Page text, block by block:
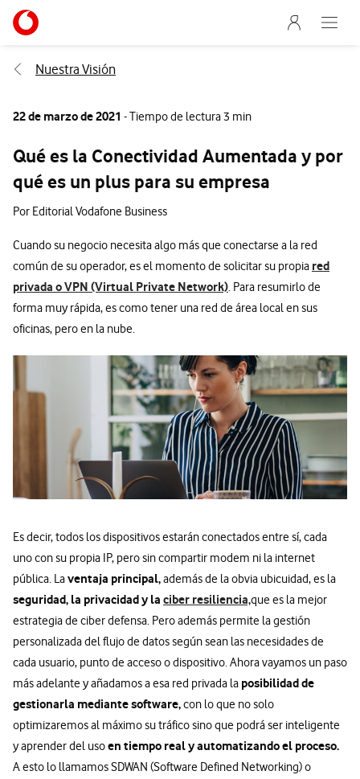
Ir a la pagina principal de vodafone.es
Menu
Abre
Nuestra Visión
22 de marzo de 2021 - Tiempo de lectura 3 min
Qué es la Conectividad Aumentada y por
qué es un plus para su empresa
Por Editorial Vodafone Business
Cuando su negocio necesita algo más que conectarse a la red
común de su operador, es el momento de solicitar su propia red
privada o VPN (Virtual Private Network). Para resumirlo de
forma muy rápida, es como tener una red de área local en sus
oficinas, pero en la nube.
Es decir, todos los dispositivos estarán conectados entre sí, cada
uno con su propia IP, pero sin compartir modem ni la internet
pública. Laventaja principal,además de la obvia ubicuidad, es la
seguridad, la privacidad y la ciber resiliencia,que es la mejor
estrategia de ciber defensa. Pero además permite la gestión
personalizada del flujo de datos según sean las necesidades de
cada usuario, punto de acceso o dispositivo. Ahora vayamos un paso
más adelante y añadamos a esa red privada la posibilidad de
gestionarla mediante software,con lo que no solo
optimizaremos al máximo su tráfico sino que podrá ser inteligente
y aprender del usoen tiempo real y automatizando el proceso.
A esto lo llamamosSDWAN (Software Defined Networking) o